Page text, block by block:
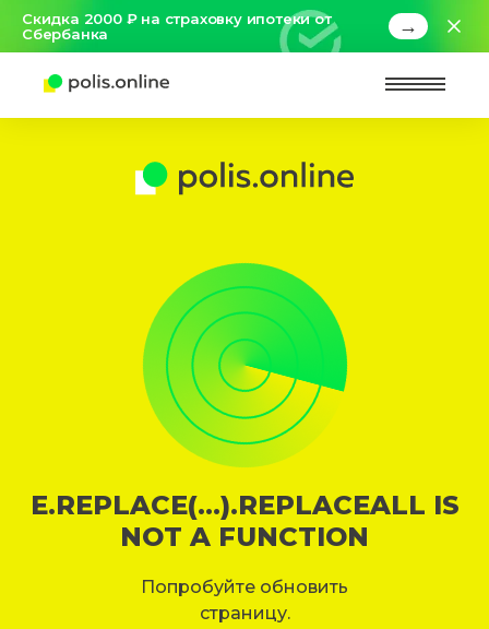
Скидка 2000 ₽ на страховку ипотеки от
Сбербанка
→
E.REPLACE(...).REPLACEALL IS
NOT A FUNCTION
Попробуйте обновить
страницу.